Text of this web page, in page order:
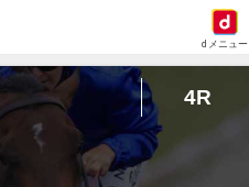
dメニュー
4R